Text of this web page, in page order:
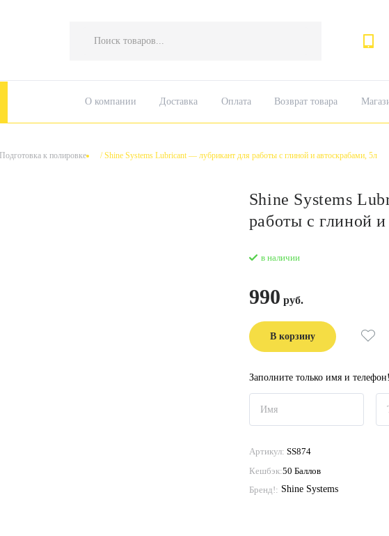
товаров
О компании Доставка Оплата Возврат товара
Подготовка к полировке /Shine Systems Lubricant — лубрикант для работы с глиной и автоскрабами, 5л
Shine Systems
работы с глиной
в наличии
990
В корзину
Заполните только имя и
Артикул: SS874
Кешбэк:50 Баллов
Бренд!: Shine Systems